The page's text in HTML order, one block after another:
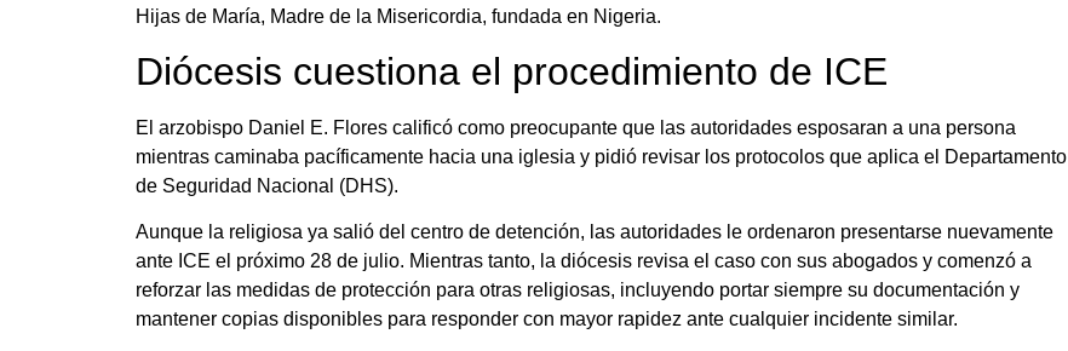
Hijas de María, Madre de la Misericordia, fundada en Nigeria.
Diócesis cuestiona el procedimiento de ICE
El arzobispo Daniel E. Flores calificó como preocupante que las autoridades esposaran a una persona
mientras caminaba pacíficamente hacia una iglesia y pidió revisar los protocolos que aplica el Departamento
de Seguridad Nacional (DHS).
Aunque la religiosa ya salió del centro de detención, las autoridades le ordenaron presentarse nuevamente
ante ICE el próximo 28 de julio. Mientras tanto, la diócesis revisa el caso con sus abogados y comenzó a
reforzar las medidas de protección para otras religiosas, incluyendo portar siempre su documentación y
mantener copias disponibles para responder con mayor rapidez ante cualquier incidente similar.